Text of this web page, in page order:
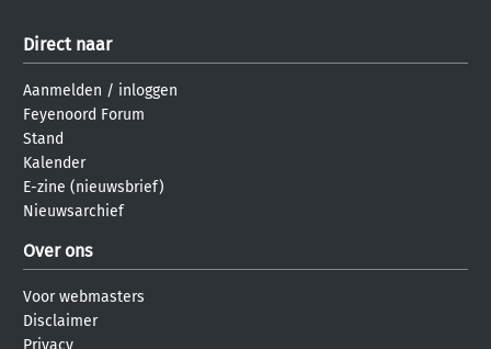
Direct naar
Aanmelden / inloggen
Feyenoord Forum
Stand
Kalender
E-zine (nieuwsbrief)
Nieuwsarchief
Over ons
Voor webmasters
Disclaimer